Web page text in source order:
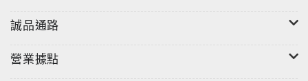
誠品通路
營業據點